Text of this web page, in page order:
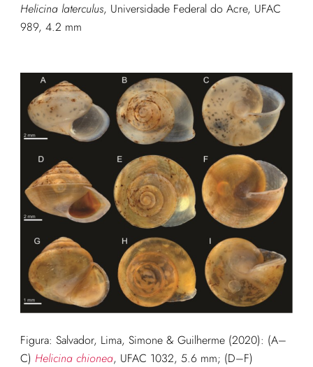
Helicina laterculus, Universidade Federal do Acre, UFAC
989, 4.2 mm
Figura: Salvador, Lima, Simone & Guilherme (2020): (A–
C) Helicina chionea, UFAC 1032, 5.6 mm; (D–F)